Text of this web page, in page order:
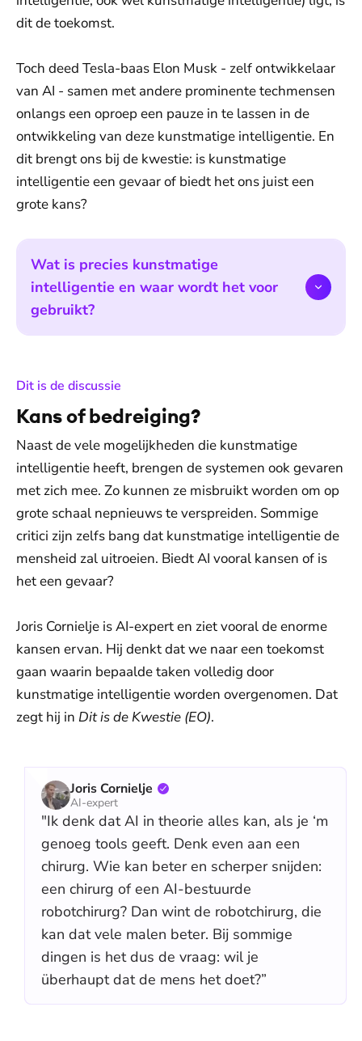
dit de toekomst.
Toch deed Tesla-baas Elon Musk - zelf ontwikkelaar
van AI - samen met andere prominente techmensen
onlangs een oproep een pauze in te lassen in de
ontwikkeling van deze kunstmatige intelligentie. En
dit brengt ons bij de kwestie: is kunstmatige
intelligentie een gevaar of biedt het ons juist een
grote kans?
Wat is precies kunstmatige
intelligentie en waar wordt het voor
gebruikt?
Dit is de discussie
Kans of bedreiging?
Naast de vele mogelijkheden die kunstmatige
intelligentie heeft, brengen de systemen ook gevaren
met zich mee. Zo kunnen ze misbruikt worden om op
grote schaal nepnieuws te verspreiden. Sommige
critici zijn zelfs bang dat kunstmatige intelligentie de
mensheid zal uitroeien. Biedt AI vooral kansen of is
het een gevaar?
Joris Cornielje is AI-expert en ziet vooral de enorme
kansen ervan. Hij denkt dat we naar een toekomst
gaan waarin bepaalde taken volledig door
kunstmatige intelligentie worden overgenomen. Dat
zegt hij in Dit is de Kwestie (EO).
Joris Cornielje
AI-expert
"Ik denk dat AI in theorie alles kan, als je ‘m
genoeg tools geeft. Denk even aan een
chirurg. Wie kan beter en scherper snijden:
een chirurg of een AI-bestuurde
robotchirurg? Dan wint de robotchirurg, die
kan dat vele malen beter. Bij sommige
dingen is het dus de vraag: wil je
überhaupt dat de mens het doet?”